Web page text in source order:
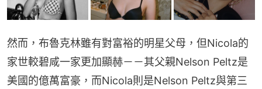
然而，布魯克林雖有對富裕的明星父母，但Nicola的
家世較碧咸一家更加顯赫－－其父親Nelson Peltz是
美國的億萬富豪，而Nicola則是Nelson Peltz與第三